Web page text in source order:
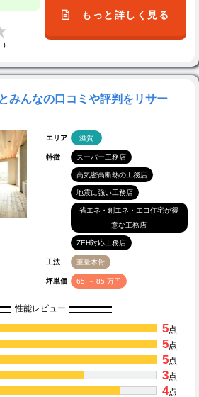
もっと詳しく見る
みんなの口コミや評判をリサー
エリア 滋賀
特徴 スーパー工務店
高気密高断熱の工務店
地震に強い工務店
省エネ・創エネ・エコ住宅が得
意な工務店
ZEH対応工務店
工法 重量木骨
坪単価 65 ～ 85 万円
性能レビュー
5点
5点
5点
3点
4点